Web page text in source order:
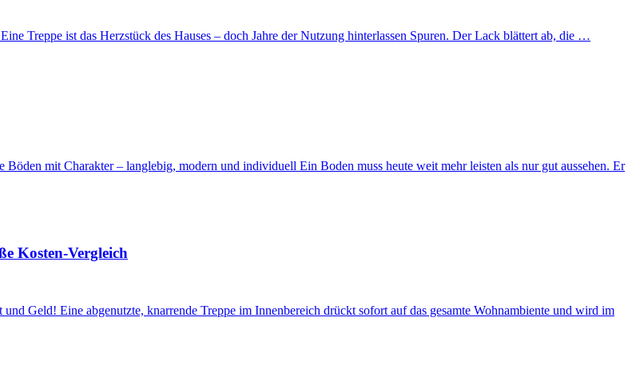
Treppe ist das Herzstück des Hauses – doch Jahre der Nutzung hinterlassen Spuren. Der Lack blättert ab, die …
mit Charakter – langlebig, modern und individuell Ein Boden muss heute weit mehr leisten als nur gut aussehen. Er
Kosten-Vergleich
Geld! Eine abgenutzte, knarrende Treppe im Innenbereich drückt sofort auf das gesamte Wohnambiente und wird im